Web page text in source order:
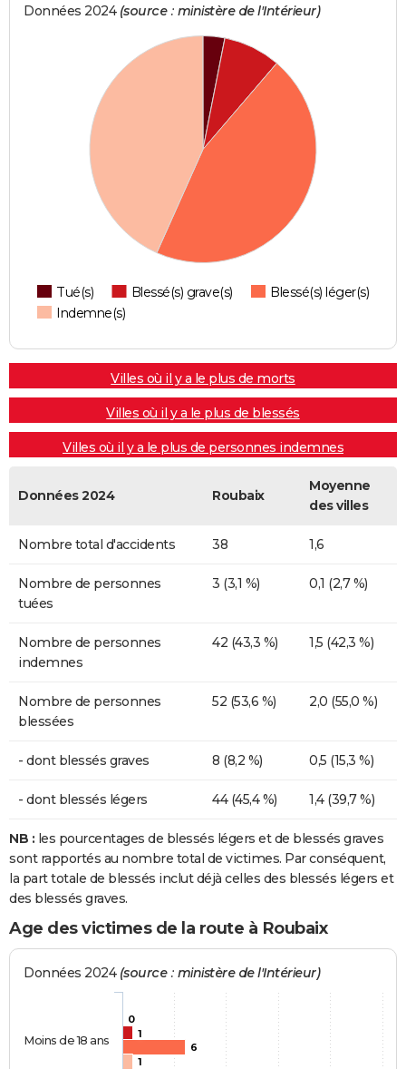
Données 2024 (source : ministère de l'Intérieur)
Tué(s) Blessé(s) grave(s)
Blessé(s) léger(s)
Indemne(s)
Villes où il y a le plus de morts
Villes où il y a le plus de blessés
Villes où il y a le plus de personnes indemnes
Données 2024 Roubaix
Moyenne
des villes
Nombre total d'accidents 38 1,6
Nombre de personnes
tuées
3 (3,1 %) 0,1 (2,7 %)
Nombre de personnes
indemnes
42 (43,3 %) 1,5 (42,3 %)
Nombre de personnes
blessées
52 (53,6 %) 2,0 (55,0 %)
- dont blessés graves 8 (8,2 %) 0,5 (15,3 %)
- dont blessés légers 44 (45,4 %) 1,4 (39,7 %)
NB : les pourcentages de blessés légers et de blessés graves
sont rapportés au nombre total de victimes. Par conséquent,
la part totale de blessés inclut déjà celles des blessés légers et
des blessés graves.
Age des victimes de la route à Roubaix
Données 2024 (source : ministère de l'Intérieur)
0
1
6
1
Moins de 18 ans